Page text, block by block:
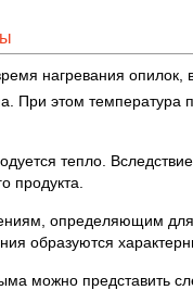
нагревания опилок,
При этом температура
тепло.
продукта.
определяющим для
образуются
можно представить